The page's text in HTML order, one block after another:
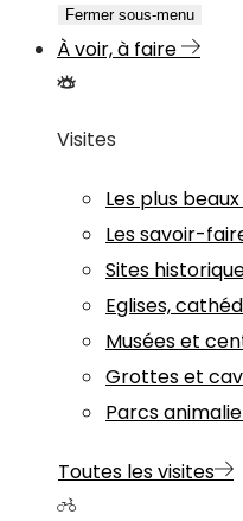
Fermer sous-menu
À voir, à faire
Visites
Les plus
Les savoir-
Sites
Eglises,
Musées et
Grottes et
Parcs
Toutes les visites